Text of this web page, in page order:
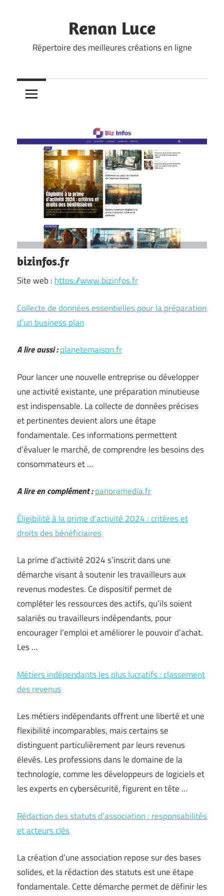
Renan Luce
Répertoire des meilleures créations en ligne
bizinfos.fr
Site web : https://www.bizinfos.fr
Collecte de données essentielles pour la préparation
d’un business plan
A lire aussi :planetemaison.fr
Pour lancer une nouvelle entreprise ou développer
une activité existante, une préparation minutieuse
est indispensable. La collecte de données précises
et pertinentes devient alors une étape
fondamentale. Ces informations permettent
d’évaluer le marché, de comprendre les besoins des
consommateurs et …
A lire en complément :panoramedia.fr
Éligibilité à la prime d’activité 2024 : critères et
droits des bénéficiaires
La prime d’activité 2024 s’inscrit dans une
démarche visant à soutenir les travailleurs aux
revenus modestes. Ce dispositif permet de
compléter les ressources des actifs, qu’ils soient
salariés ou travailleurs indépendants, pour
encourager l’emploi et améliorer le pouvoir d’achat.
Les …
Métiers indépendants les plus lucratifs : classement
des revenus
Les métiers indépendants offrent une liberté et une
flexibilité incomparables, mais certains se
distinguent particulièrement par leurs revenus
élevés. Les professions dans le domaine de la
technologie, comme les développeurs de logiciels et
les experts en cybersécurité, figurent en tête …
Rédaction des statuts d’association : responsabilités
et acteurs clés
La création d’une association repose sur des bases
solides, et la rédaction des statuts est une étape
fondamentale. Cette démarche permet de définir les